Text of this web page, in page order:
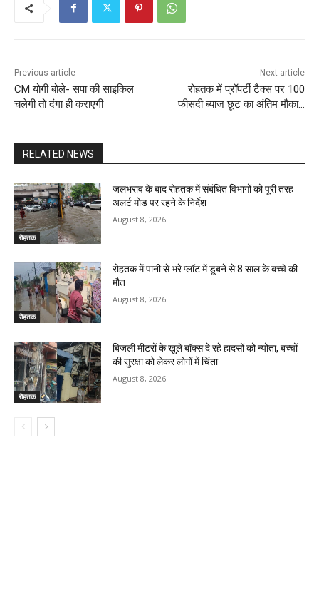
Previous article
CM योगी बोले- सपा की साइकिल
चलेगी तो दंगा ही कराएगी
Next article
रोहतक में प्रॉपर्टी टैक्स पर 100
फीसदी ब्याज छूट का अंतिम मौका…
RELATED NEWS
रोहतक
जलभराव के बाद रोहतक में संबंधित विभागों को पूरी तरह
अलर्ट मोड पर रहने के निर्देश
August 8, 2026
रोहतक
रोहतक में पानी से भरे प्लॉट में डूबने से 8 साल के बच्चे की
मौत
August 8, 2026
रोहतक
बिजली मीटरों के खुले बॉक्स दे रहे हादसों को न्योता, बच्चों
की सुरक्षा को लेकर लोगों में चिंता
August 8, 2026